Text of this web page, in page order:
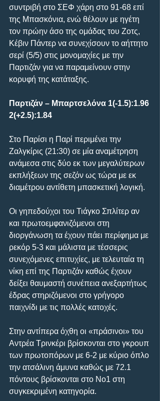
συντριβή στο ΣΕΦ χάρη στο 91-68 επί
της Μπασκόνια, ενώ θέλουν με ηγέτη
τον πρώην άσο της ομάδας του Ζοτς,
Κέβιν Πάντερ να συνεχίσουν το αήττητο
σερί (5/5) στις μονομαχίες με την
Παρτιζάν για να παραμείνουν στην
κορυφή της κατάταξης.
Παρτιζάν – Μπαρτσελόνα 1(-1.5):1.96
2(+2.5):1.84
Στο Παρίσι η Παρί περιμένει την
Ζαλγκίρις (21:30) σε μία αναμέτρηση
ανάμεσα στις δύο εκ των μεγαλύτερων
εκπλήξεων της σεζόν ως τώρα με εκ
διαμέτρου αντίθετη μπασκετική λογική.
Οι γηπεδούχοι του Τιάγκο Σπλίτερ αν
και πρωτοεμφανιζόμενοι στη
διοργάνωση τα έχουν πάει περίφημα με
ρεκόρ 5-3 και μάλιστα με τέσσερις
συνεχόμενες επιτυχίες, με τελευταία τη
νίκη επί της Παρτιζάν καθώς έχουν
δείξει θαυμαστή συνέπεια ανεξαρτήτως
έδρας στηριζόμενοι στο γρήγορο
παιχνίδι με τις πολλές κατοχές.
Στην αντίπερα όχθη οι «πράσινοι» του
Αντρέα Τρινκέρι βρίσκονται στο γκρουπ
των πρωτοπόρων με 6-2 με κύριο όπλο
την ατσάλινη άμυνα καθώς με 72.1
πόντους βρίσκονται στο Νο1 στη
συγκεκριμένη κατηγορία.